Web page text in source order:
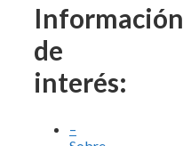
Información
de
interés:
–